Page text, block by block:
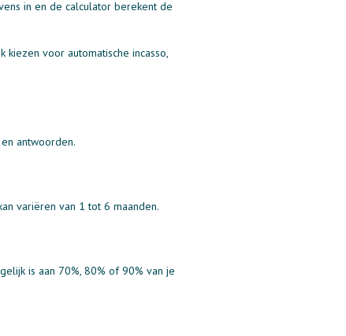
in en de calculator berekent de
voor automatische incasso,
antwoorden.
variëren van 1 tot 6 maanden.
is aan 70%, 80% of 90% van je